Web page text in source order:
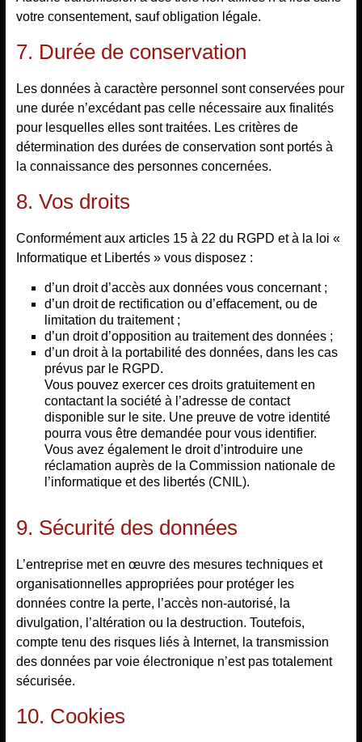
votre consentement, sauf obligation légale.
7. Durée de conservation
Les données à caractère personnel sont conservées pour
une durée n’excédant pas celle nécessaire aux finalités
pour lesquelles elles sont traitées. Les critères de
détermination des durées de conservation sont portés à
la connaissance des personnes concernées.
8. Vos droits
Conformément aux articles 15 à 22 du RGPD et à la loi «
Informatique et Libertés » vous disposez :
d’un droit d’accès aux données vous concernant ;
d’un droit de rectification ou d’effacement, ou de
limitation du traitement ;
d’un droit d’opposition au traitement des données ;
d’un droit à la portabilité des données, dans les cas
prévus par le RGPD.
Vous pouvez exercer ces droits gratuitement en
contactant la société à l’adresse de contact
disponible sur le site. Une preuve de votre identité
pourra vous être demandée pour vous identifier.
Vous avez également le droit d’introduire une
réclamation auprès de la Commission nationale de
l’informatique et des libertés (CNIL).
9. Sécurité des données
L’entreprise met en œuvre des mesures techniques et
organisationnelles appropriées pour protéger les
données contre la perte, l’accès non-autorisé, la
divulgation, l’altération ou la destruction. Toutefois,
compte tenu des risques liés à Internet, la transmission
des données par voie électronique n’est pas totalement
sécurisée.
10. Cookies